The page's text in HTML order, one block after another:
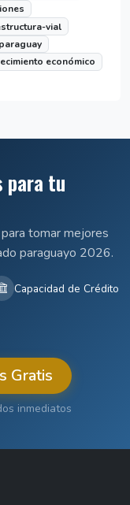
vial
económico
para tu
tomar mejores
paraguayo 2026.
Capacidad de Crédito
Gratis
inmediatos